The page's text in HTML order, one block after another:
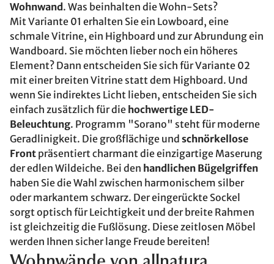
Wohnwand . Was beinhalten die Wohn-Sets?
Mit Variante 01 erhalten Sie ein Lowboard, eine
schmale Vitrine, ein Highboard und zur Abrundung ein
Wandboard. Sie möchten lieber noch ein höheres
Element? Dann entscheiden Sie sich für Variante 02
mit einer breiten Vitrine statt dem Highboard. Und
wenn Sie indirektes Licht lieben, entscheiden Sie sich
einfach zusätzlich für die hochwertige LED-
Beleuchtung. Programm "Sorano" steht für moderne
Geradlinigkeit. Die großflächige und schnörkellose
Front präsentiert charmant die einzigartige Maserung
der edlen Wildeiche. Bei den handlichen Bügelgriffen
haben Sie die Wahl zwischen harmonischem silber
oder markantem schwarz. Der eingerückte Sockel
sorgt optisch für Leichtigkeit und der breite Rahmen
ist gleichzeitig die Fußlösung. Diese zeitlosen Möbel
werden Ihnen sicher lange Freude bereiten!